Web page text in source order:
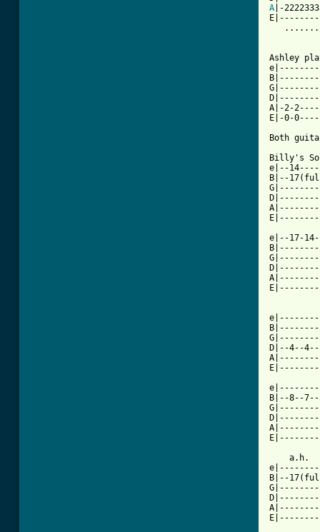
A |-
Ashley
A|-2-
E|-0-
Both
Billy's
e|--
B|--
e|--17-
D|--4--
B|--8--
a.h.
B|--